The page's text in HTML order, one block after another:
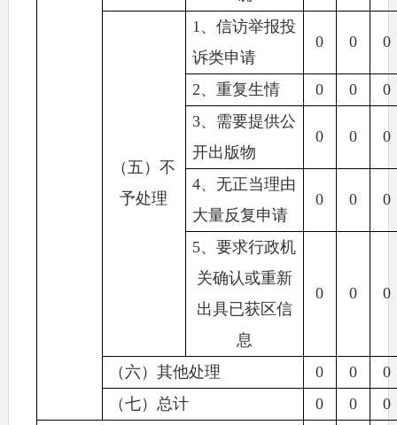
（五）不
予处理
1 、信访举报投
诉类申请
0 0 0
2、重复生情 0 0
0
3、需要提供公
开出版物
0 0 0
4、无正当理由
大量反复申请
0 0 0
5、要求行政机
关确认或重新
出具已获区信
息
0 0 0
（六）其他处理 0 0
0
（七）总计
0 0
0